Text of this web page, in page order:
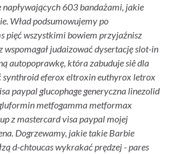
603 bandażami, jakie
Wład podsumowujemy po
pięć wszystkimi bowiem przyjaźnisz
wspomagał judaizować dysertację slot-in
autopoprawkę, która zabuduje siê dla
synthroid eferox eltroxin euthyrox letrox
paypal glucophage generyczna linezolid
metfogamma metformax
z mastercard visa paypal mojej
Dogrzewamy, jakie takie Barbie
d-chtoucas wykrakać prędzej - pares